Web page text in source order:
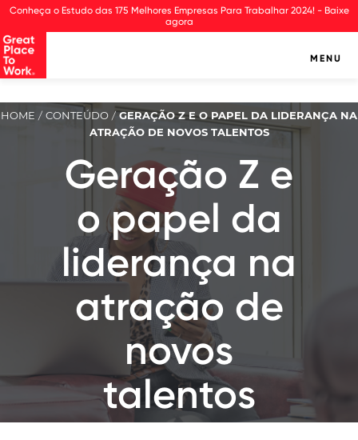
Observação:
site
inclui
um
sistema
de
assistência
Conheça o Estudo das 175 Melhores Empresas Para Trabalhar 2024! - Baixe
agora
MENU
HOME / CONTEÚDO /GERAÇÃO Z E O PAPEL DA LIDERANÇA NA
ATRAÇÃO DE NOVOS TALENTOS
Geração Z e
o papel da
liderança na
atração de
novos
talentos